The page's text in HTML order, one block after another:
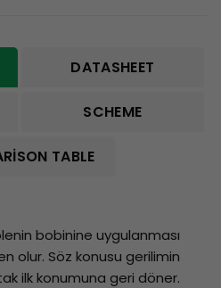
DATASHEET
SCHEME
TABLE
bobinine uygulanması
olur. Söz konusu gerilimin
ilk konumuna geri döner.